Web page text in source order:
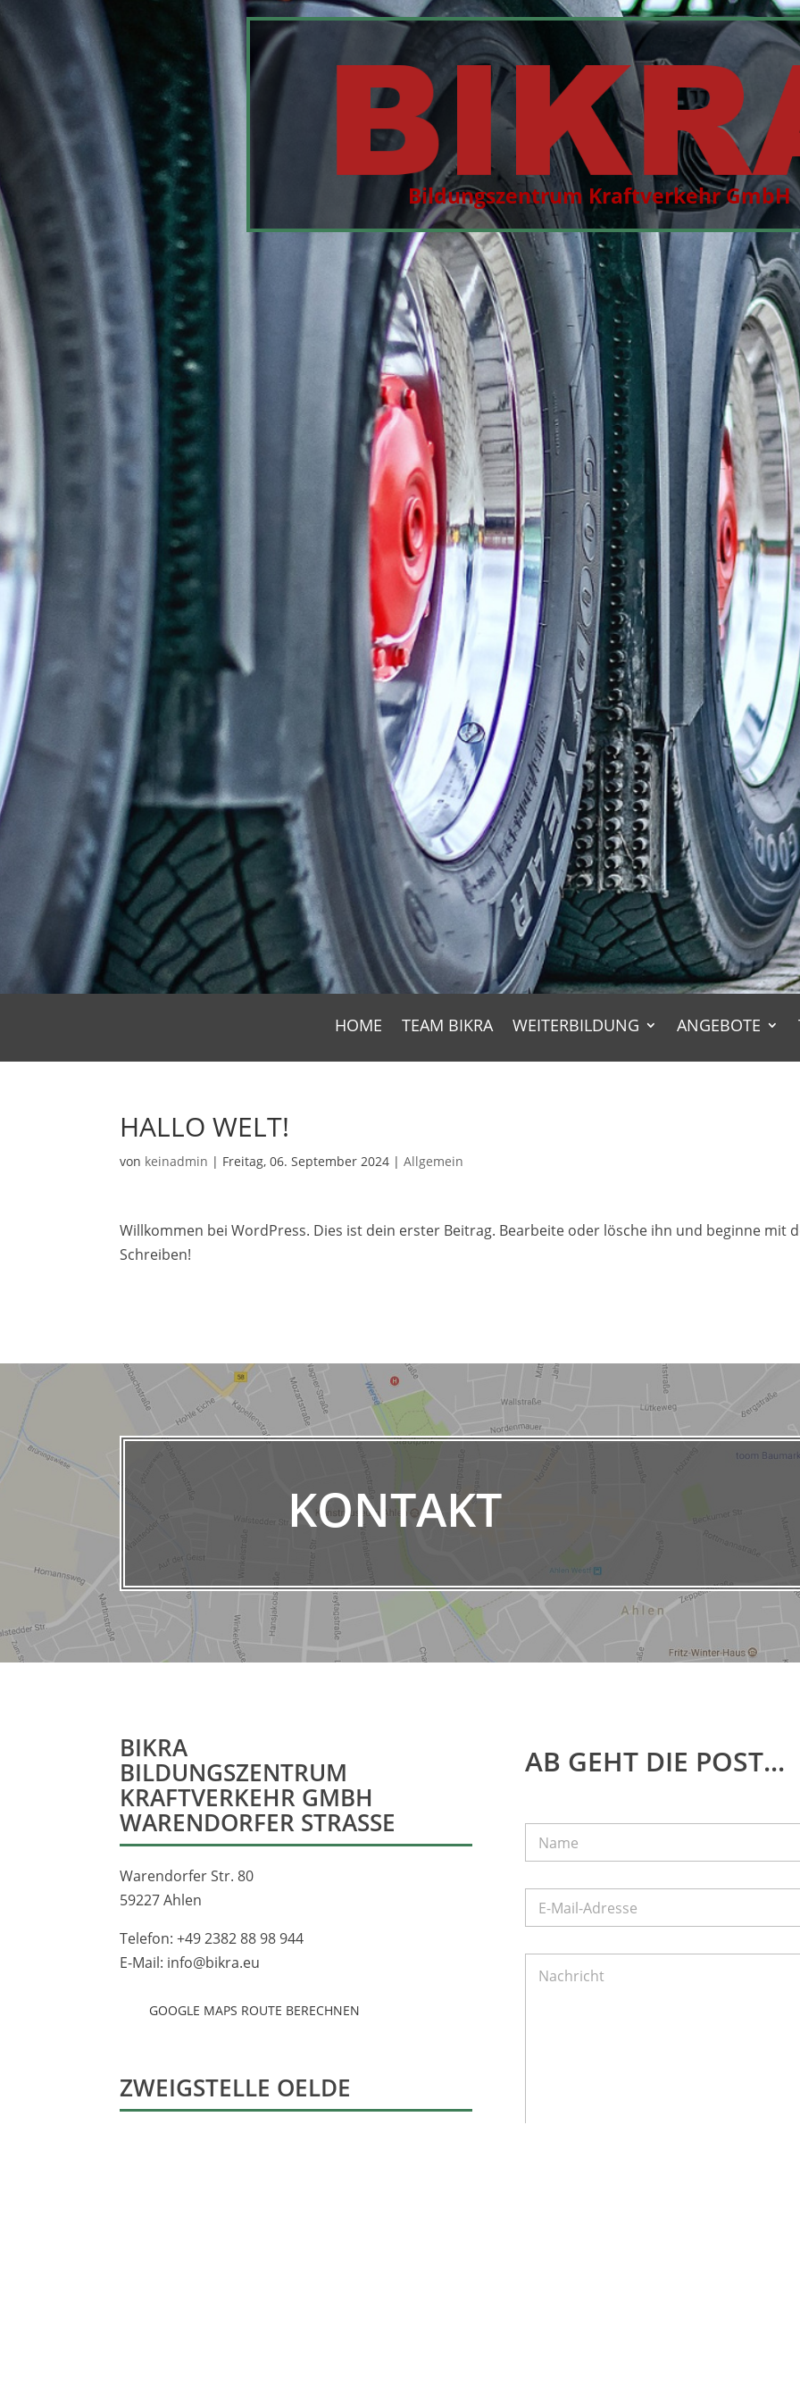
Bildungszentrum Kraftverkehr GmbH
HOME TEAM BIKRA WEITERBILDUNG ANGEBOTE
HALLO WELT!
von keinadmin | Freitag, 06. September 2024 |Allgemein
Willkommen bei WordPress. Dies ist dein erster Beitrag. Bearbeite oder lösche ihn und beginne mit
Schreiben!
KONTAKT
BIKRA
BILDUNGSZENTRUM
KRAFTVERKEHR GMBH
WARENDORFER STRASSE
Warendorfer Str. 80
59227 Ahlen
Telefon:+49 2382 88 98 944
E-Mail: info@bikra.eu
GOOGLE MAPS ROUTE BERECHNEN
ZWEIGSTELLE OELDE
AB GEHT DIE POST...